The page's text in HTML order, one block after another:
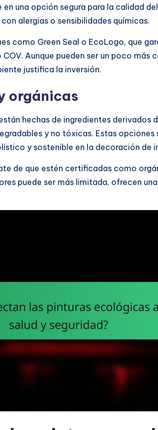
una opción segura para la calidad
alergias o sensibilidades químicas.
como Green Seal o EcoLogo, que
Aunque pueden ser un poco más
justifica la inversión.
orgánicas
hechas de ingredientes derivados
y no tóxicas. Estas opciones
y sostenible en la decoración de
de que estén certificadas como
puede ser más limitada, ofrecen